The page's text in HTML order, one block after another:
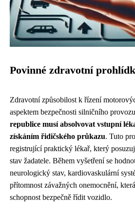
Povinné zdravotní
Zdravotní způsobilost k řízení
aspektem bezpečnosti silničního
republice musí absolvovat vstupní
získáním řidičského průkazu. Tuto
registrující praktický lékař, který
stav žadatele. Během vyšetření se
neurologický stav, kardiovaskulární
přítomnost závažných onemocnění,
schopnost bezpečně řídit vozidlo.